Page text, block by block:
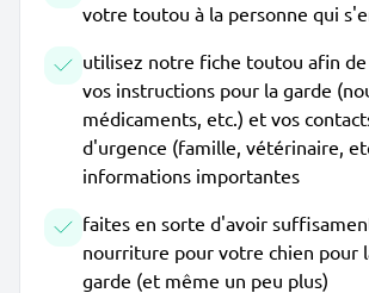
votre toutou à la personne qui
utilisez notre fiche toutou afin
vos instructions pour la garde
médicaments, etc.) et vos
d'urgence (famille, vétérinaire,
informations importantes
faites en sorte d'avoir
nourriture pour votre chien pour
garde (et même un peu plus)